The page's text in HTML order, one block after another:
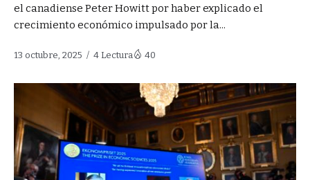
el canadiense Peter Howitt por haber explicado el
crecimiento económico impulsado por la...
13 octubre, 2025 4 Lectura 40